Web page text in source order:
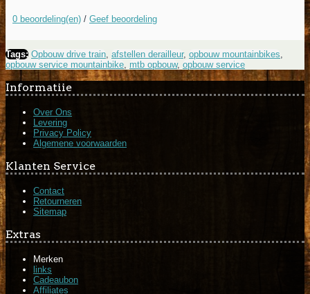
0 beoordeling(en) / Geef beoordeling
Tags: Opbouw drive train afstellen derailleur, opbouw mountainbikes
opbouw service mountainbike mtb opbouw, opbouw service
Informatiie
Over Ons
Levering
Privacy Policy
Algemene voorwaarden
Klanten Service
Contact
Retourneren
Sitemap
Extras
Merken
links
Cadeaubon
Affiliates